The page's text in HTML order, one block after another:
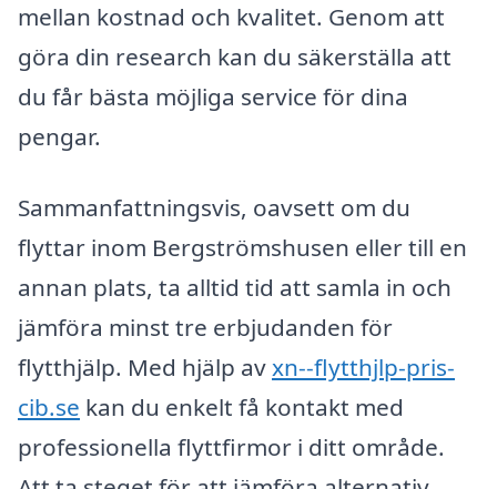
mellan kostnad och kvalitet. Genom att
göra din research kan du säkerställa att
du får bästa möjliga service för dina
pengar.
Sammanfattningsvis, oavsett om du
flyttar inom Bergströmshusen eller till en
annan plats, ta alltid tid att samla in och
jämföra minst tre erbjudanden för
flytthjälp. Med hjälp avxn--flytthjlp-pris-
cib.se kan du enkelt få kontakt med
professionella flyttfirmor i ditt område.